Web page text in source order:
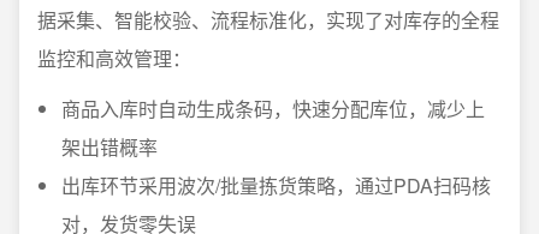
据采集、智能校验、流程标准化，实现了对库存的全程
监控和高效管理：
商品入库时自动生成条码，快速分配库位，减少上
架出错概率
出库环节采用波次/批量拣货策略，通过PDA扫码核
对，发货零失误